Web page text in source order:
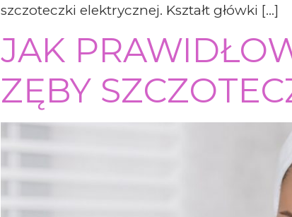
szczoteczki elektrycznej. Kształt główki […]
JAK
ZĘBY